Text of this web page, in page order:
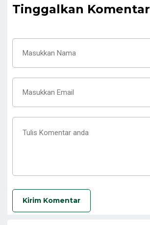
Tinggalkan Komentar
Kirim Komentar